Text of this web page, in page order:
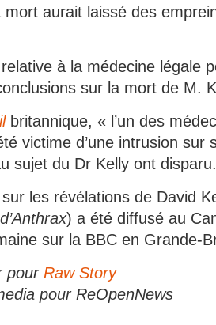
aurait laissé des
à la médecine légale
sur la mort de M.
britannique, « l’un des
victime d’une intrusion sur
sujet du Dr Kelly ont
les révélations de David
) a été diffusé au
sur la BBC en Grande-
pour Raw Story
pour ReOpenNews